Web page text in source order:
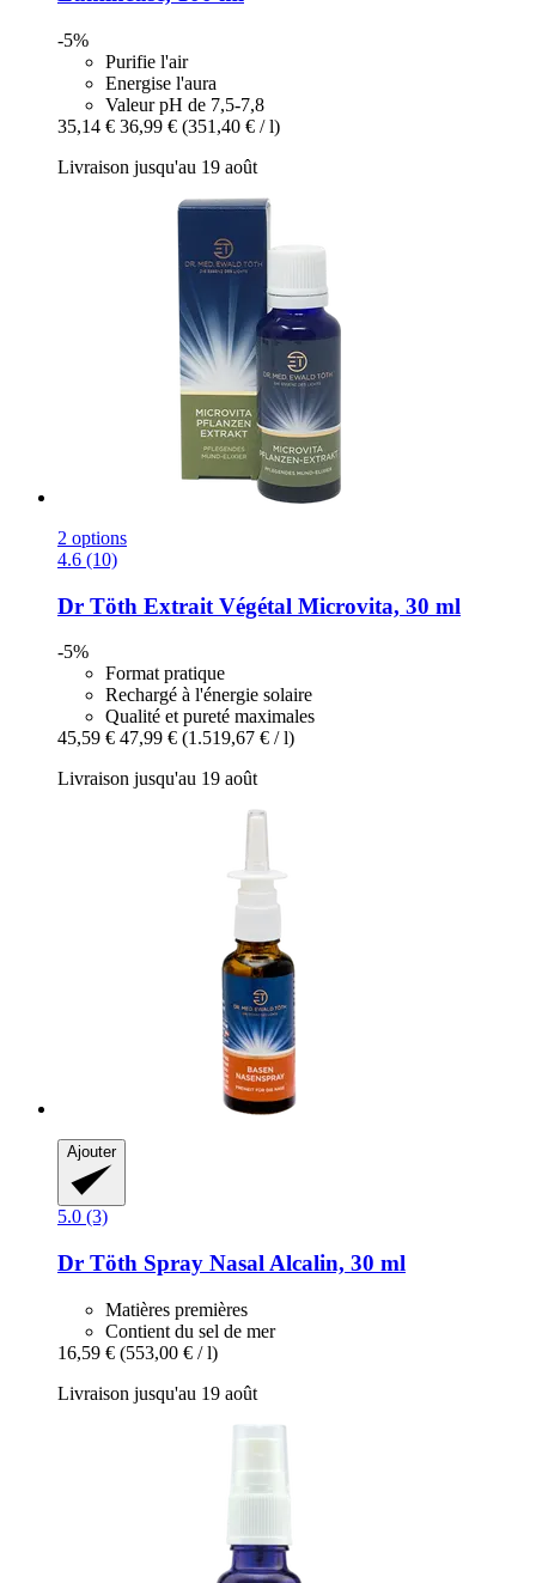
-5%
Purifie l'air
Energise l'aura
Valeur pH de 7,5-7,8
35,14 € 36,99 € (351,40 € / l)
Livraison jusqu'au 19 août
2 options
4.6 (10)
Dr Töth Extrait Végétal Microvita, 30 ml
-5%
Format pratique
Rechargé à l'énergie solaire
Qualité et pureté maximales
45,59 € 47,99 € (1.519,67 € / l)
Livraison jusqu'au 19 août
Ajouter
5.0 (3)
Dr Töth Spray Nasal Alcalin, 30 ml
Matières premières
Contient du sel de mer
16,59 € (553,00 € / l)
Livraison jusqu'au 19 août